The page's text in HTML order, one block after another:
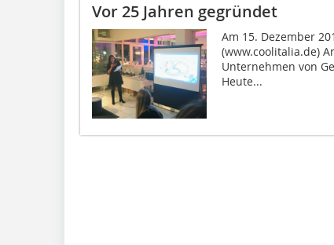
Vor 25 Jahren gegründet
Am 15. Dezember
(www.coolitalia.de)
Unternehmen von
Heute...